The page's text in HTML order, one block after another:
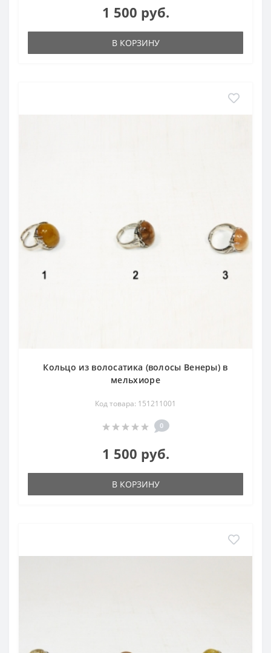
1 500 руб.
В КОРЗИНУ
Кольцо из волосатика (волосы Венеры) в
мельхиоре
Код товара: 151211001
0
1 500 руб.
В КОРЗИНУ